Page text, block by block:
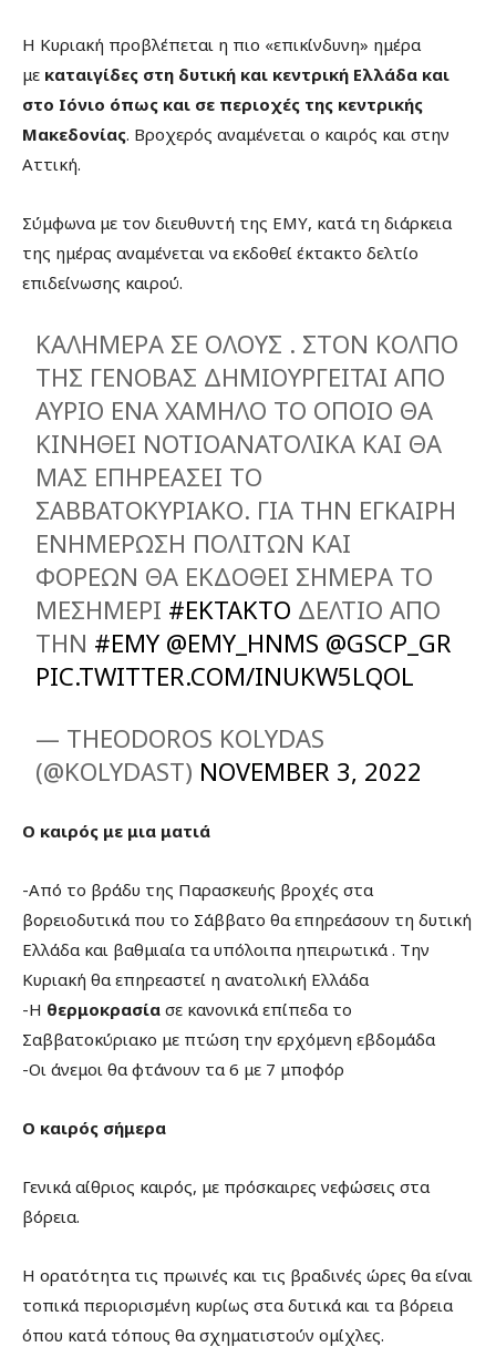
Η Κυριακή προβλέπεται η πιο «επικίνδυνη» ημέρα
με καταιγίδες στη δυτική και κεντρική Ελλάδα και
στο Ιόνιο όπως και σε περιοχές της κεντρικής
Μακεδονίας. Βροχερός αναμένεται ο καιρός και στην
Αττική.
Σύμφωνα με τον διευθυντή της ΕΜΥ, κατά τη διάρκεια
της ημέρας αναμένεται να εκδοθεί έκτακτο δελτίο
επιδείνωσης καιρού.
ΚΑΛΗΜΕΡΑ ΣΕ ΟΛΟΥΣ . ΣΤΟΝ ΚΟΛΠΟ
ΤΗΣ ΓΕΝΟΒΑΣ ΔΗΜΙΟΥΡΓΕΙΤΑΙ ΑΠΟ
ΑΥΡΙΟ ΕΝΑ ΧΑΜΗΛΟ ΤΟ ΟΠΟΙΟ ΘΑ
ΚΙΝΗΘΕΙ ΝΟΤΙΟΑΝΑΤΟΛΙΚΑ ΚΑΙ ΘΑ
ΜΑΣ ΕΠΗΡΕΑΣΕΙ ΤΟ
ΣΑΒΒΑΤΟΚΥΡΙΑΚΟ. ΓΙΑ ΤΗΝ ΕΓΚΑΙΡΗ
ΕΝΗΜΕΡΩΣΗ ΠΟΛΙΤΩΝ ΚΑΙ
ΦΟΡΕΩΝ ΘΑ ΕΚΔΟΘΕΙ ΣΗΜΕΡΑ ΤΟ
ΜΕΣΗΜΕΡΙ #ΕΚΤΑΚΤΟ ΔΕΛΤΙΟ ΑΠΟ
ΤΗΝ #ΕΜΥ @EMY_HNMS @GSCP_GR
PIC.TWITTER.COM/INUKW5LQOL
— THEODOROS KOLYDAS
(@KOLYDAST) NOVEMBER 3, 2022
Ο καιρός με μια ματιά
-Από το βράδυ της Παρασκευής βροχές στα
βορειοδυτικά που το Σάββατο θα επηρεάσουν τη δυτική
Ελλάδα και βαθμιαία τα υπόλοιπα ηπειρωτικά . Την
Κυριακή θα επηρεαστεί η ανατολική Ελλάδα
-Η θερμοκρασία σε κανονικά επίπεδα το
Σαββατοκύριακο με πτώση την ερχόμενη εβδομάδα
-Οι άνεμοι θα φτάνουν τα 6 με 7 μποφόρ
Ο καιρός σήμερα
Γενικά αίθριος καιρός, με πρόσκαιρες νεφώσεις στα
βόρεια.
Η ορατότητα τις πρωινές και τις βραδινές ώρες θα είναι
τοπικά περιορισμένη κυρίως στα δυτικά και τα βόρεια
όπου κατά τόπους θα σχηματιστούν ομίχλες.